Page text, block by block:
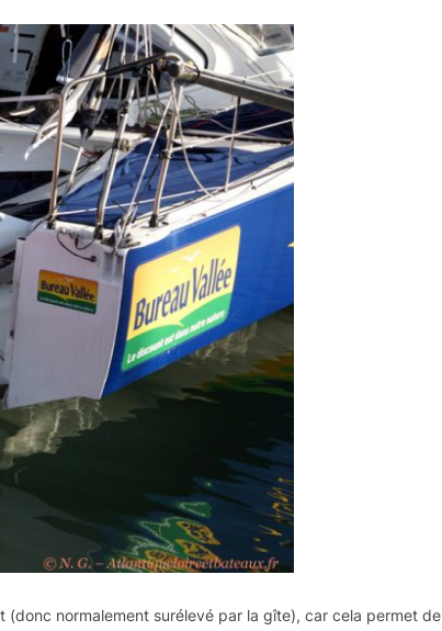
normalement surélevé par la gîte), car cela permet de